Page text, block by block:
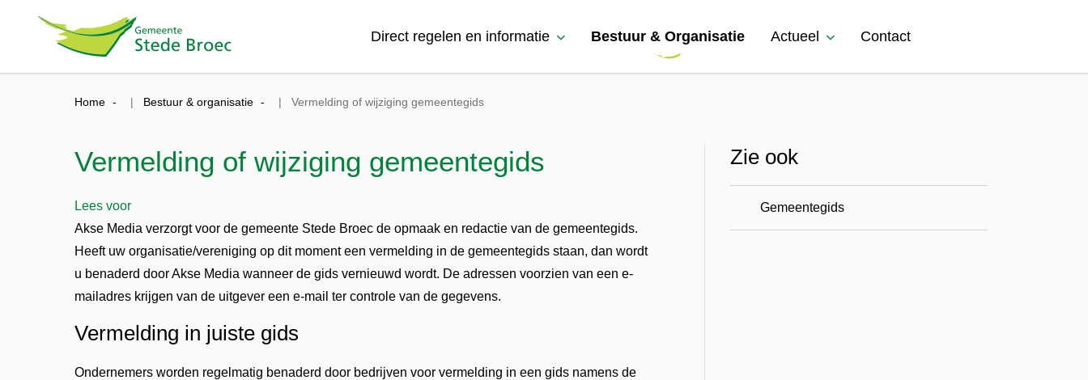
Direct regelen en informatie Bestuur & Organisatie Actueel Contact
Home Bestuur & organisatie Vermelding of wijziging gemeentegids
Vermelding of wijziging gemeentegids
Lees voor
Akse Media verzorgt voor de gemeente Stede Broec de opmaak en redactie van de gemeentegids.
Heeft uw organisatie/vereniging op dit moment een vermelding in de gemeentegids staan, dan wordt
u benaderd door Akse Media wanneer de gids vernieuwd wordt. De adressen voorzien van een e-
mailadres krijgen van de uitgever een e-mail ter controle van de gegevens.
Vermelding in juiste gids
Ondernemers worden regelmatig benaderd door bedrijven voor vermelding in een gids namens de
Zie ook
Gemeentegids